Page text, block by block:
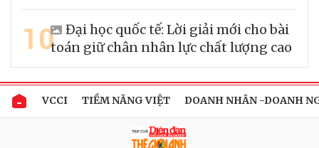
10
Đại học quốc tế: Lời giải mới cho bài
toán giữ chân nhân lực chất lượng cao
VCCI TIỀM NĂNG VIỆT DOANH NHÂN -DOANH